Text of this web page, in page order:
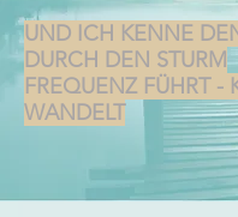
UND ICH KENNE
DURCH DEN STURM
FREQUENZ FÜHRT -
WANDELT